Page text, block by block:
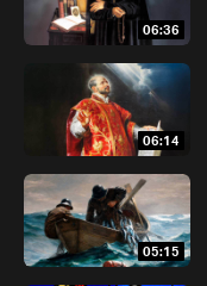
06:36
06:14
05:15